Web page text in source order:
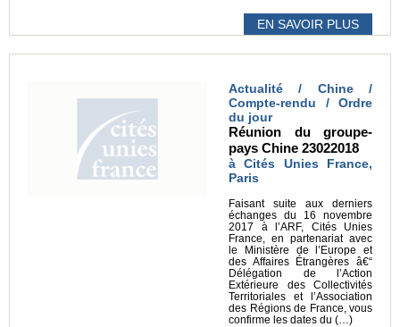
EN SAVOIR PLUS
Actualité / Chine /
Compte-rendu / Ordre
du jour
Réunion du groupe-
pays Chine 23022018
à Cités Unies France,
Paris
Faisant suite aux derniers
échanges du 16 novembre
2017 à l’ARF, Cités Unies
France, en partenariat avec
le Ministère de l’Europe et
des Affaires Étrangères â€“
Délégation de l’Action
Extérieure des Collectivités
Territoriales et l’Association
des Régions de France, vous
confirme les dates du (…)